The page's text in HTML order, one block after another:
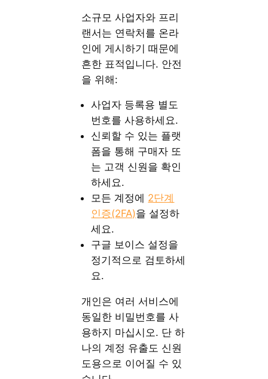
소규모 사업자와 프리
랜서는 연락처를 온라
인에 게시하기 때문에
흔한 표적입니다. 안전
을 위해:
사업자 등록용 별도
번호를 사용하세요.
신뢰할 수 있는 플랫
폼을 통해 구매자 또
는 고객 신원을 확인
하세요.
모든 계정에 2단계
인증(2FA)을 설정하
세요.
구글 보이스 설정을
정기적으로 검토하세
요.
개인은 여러 서비스에
동일한 비밀번호를 사
용하지 마십시오. 단 하
나의 계정 유출도 신원
도용으로 이어질 수 있